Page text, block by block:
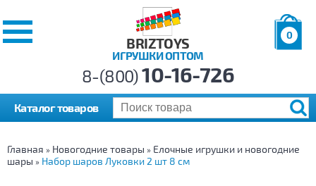
BRIZTOYS
ИГРУШКИ ОПТОМ
0
р.
8-(800)10-16-726
Каталог товаров
Главная » Новогодние товары » Елочные игрушки и новогодние
шары » Набор шаров Луковки 2 шт 8 см